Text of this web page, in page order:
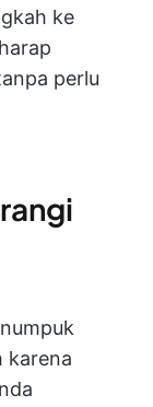
ke
perlu
karena